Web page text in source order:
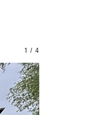
1 / 4